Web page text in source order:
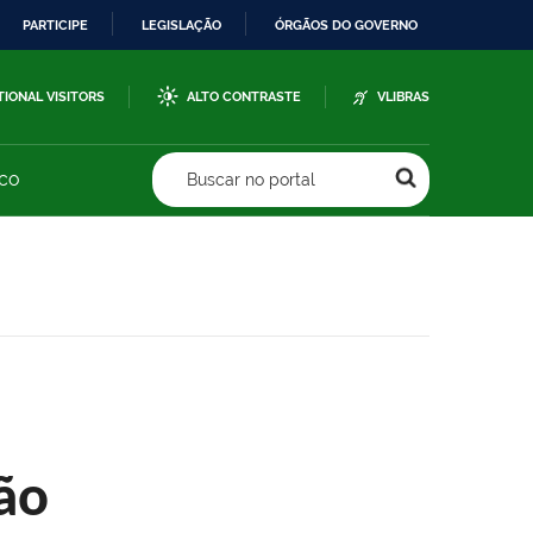
PARTICIPE LEGISLAÇÃO ÓRGÃOS DO GOVERNO
VISITORS ALTO CONTRASTE VLIBRAS
Buscar no portal